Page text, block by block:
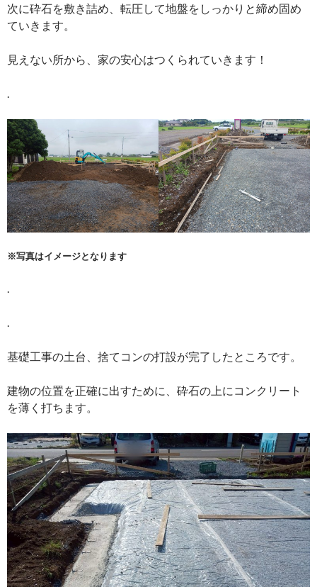
次に砕石を敷き詰め、転圧して地盤をしっかりと締め固め
ていきます。
見えない所から、家の安心はつくられていきます！
.
※写真はイメージとなります
.
.
基礎工事の土台、捨てコンの打設が完了したところです。
建物の位置を正確に出すために、砕石の上にコンクリート
を薄く打ちます。